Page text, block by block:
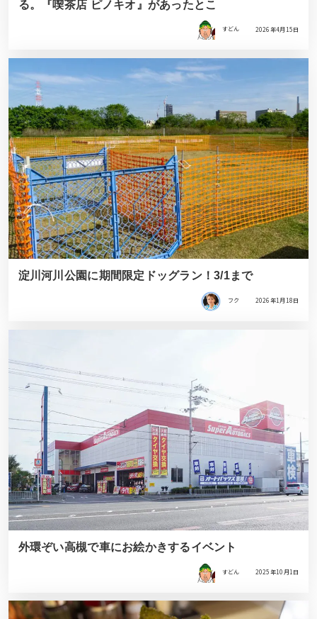
る。『喫茶店 ピノキオ』があったとこ
すどん 2026年4月15日
淀川河川公園に期間限定ドッグラン！3/1まで
フク 2026年1月18日
外環ぞい高槻で車にお絵かきするイベント
すどん 2025年10月1日